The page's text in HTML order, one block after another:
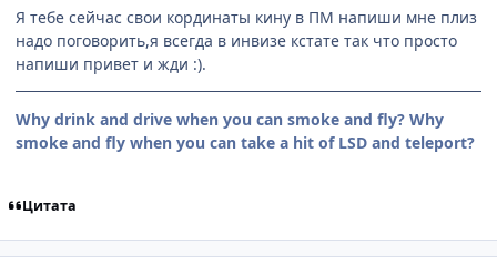
Я тебе сейчас свои кординаты кину в ПМ напиши мне плиз
надо поговорить,я всегда в инвизе кстате так что просто
напиши привет и жди :).
Why drink and drive when you can smoke and fly? Why
smoke and fly when you can take a hit of LSD and teleport?
Цитата